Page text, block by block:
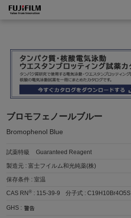
ブロモフェノールブルー
Bromophenol Blue
試薬特級
Guaranteed Reagent
製造元 :富士フイルム和光純薬(株)
保存条件 :室温
CAS RN® : 115-39-9 分子式 :C19H10Br4O5S
GHS :